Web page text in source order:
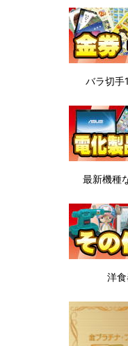
バラ切手
最新機種
洋